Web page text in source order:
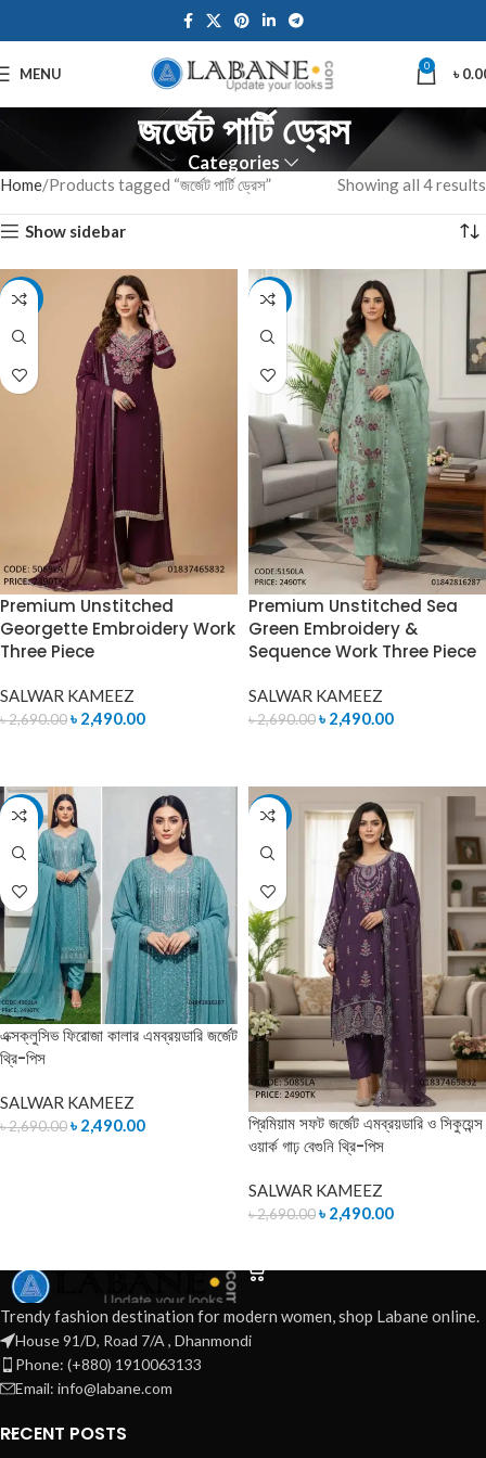
MENU 0 ৳
জর্জেট পার্টি ড্রেস
Categories
Home Products tagged “জর্জেট পার্টি ড্রেস” Showing all 4 results
Show sidebar
-7%
Premium Unstitched
Georgette Embroidery Work
Three Piece
SALWAR KAMEEZ
৳2,690.00৳ 2,490.00
-7%
Premium Unstitched Sea
Green Embroidery &
Sequence Work Three Piece
SALWAR KAMEEZ
৳2,690.00৳ 2,490.00
-7%
এক্সক্লুসিভ ফিরোজা কালার এমব্রয়ডারি জর্জেট
থ্রি-পিস
SALWAR KAMEEZ
৳2,690.00৳ 2,490.00
-7%
প্রিমিয়াম সফট জর্জেট এমব্রয়ডারি ও সিকুয়েন্স
ওয়ার্ক গাঢ় বেগুনি থ্রি-পিস
SALWAR KAMEEZ
৳2,690.00৳ 2,490.00
Trendy fashion destination for modern women, shop Labane online.
House 91/D, Road 7/A , Dhanmondi
Phone: (+880) 1910063133
Email: info@labane.com
RECENT POSTS